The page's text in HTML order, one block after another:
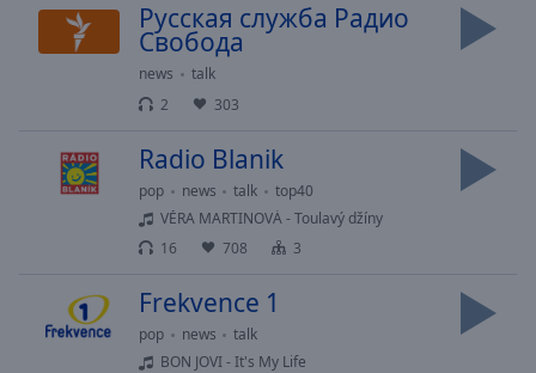
Fullscreen
window.
Русская служба Радио
Свобода
news
talk
2
303
Radio Blanik
pop news talk
top40
VĚRA MARTINOVÁ - Toulavý džíny
16
708 3
Frekvence 1
pop news
talk
BON JOVI - It's My Life